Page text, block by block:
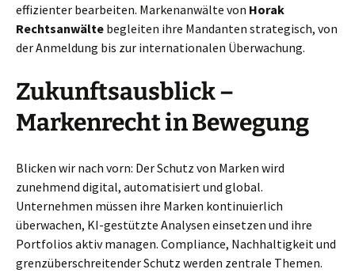
effizienter bearbeiten. Markenanwälte von Horak
Rechtsanwälte begleiten ihre Mandanten strategisch, von
der Anmeldung bis zur internationalen Überwachung.
Zukunftsausblick –
Markenrecht in Bewegung
Blicken wir nach vorn: Der Schutz von Marken wird
zunehmend digital, automatisiert und global.
Unternehmen müssen ihre Marken kontinuierlich
überwachen, KI-gestützte Analysen einsetzen und ihre
Portfolios aktiv managen. Compliance, Nachhaltigkeit und
grenzüberschreitender Schutz werden zentrale Themen.